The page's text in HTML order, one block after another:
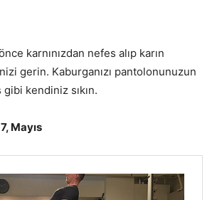
karnınızdan nefes alıp karın
gerin. Kaburganızı pantolonunuzun
kendiniz sıkın.
Mayıs